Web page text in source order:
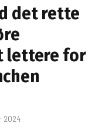
det rette
lettere for
2024